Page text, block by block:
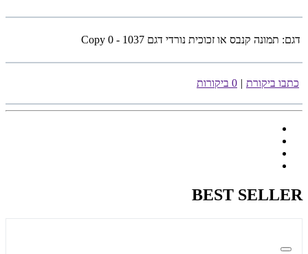
דגם: תמונה קנבס או זכוכית נורדי דגם 1037 - Copy 0
כתבו ביקורת | 0 ביקורות
BEST SELLER